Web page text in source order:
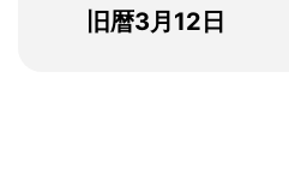
旧暦3月12日